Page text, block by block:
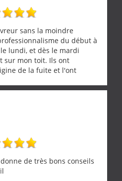
sans la moindre
du début à
lundi, et dès le mardi
sur mon toit. Ils ont
de la fuite et l'ont
et compétente. C'est
compter sur des
Merci encore !
de très bons conseils